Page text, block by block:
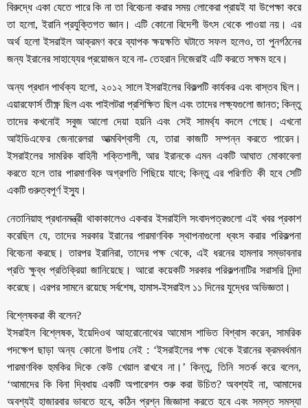
বিরুদ্ধে একা যেতে পারে কি না তা বিবেচনা করার সময় লোকেরা প্রায়ই যা উপেক্ষা করে
তা হলো, ইরানি প্রযুক্তিগত জ্ঞান। এটি কোনো বিদেশী উৎস থেকে পাওয়া নয়। এর
অর্থ হলো ইসরাইল আক্রমণ করে ব্যাপক ক্ষয়ক্ষতি ঘটাতে সফল হলেও, তা পুনর্গঠনের
জন্য ইরানের সাহায্যের প্রয়োজন হবে না- তেহরান নিজেরাই এটি করতে সক্ষম হবে।
অন্য প্রধান পার্থক্য হলো, ২০১২ সালে ইসরাইলের বিকল্পটি কার্যকর এবং বাস্তব ছিল।
এয়ারফোর্স তীক্ষ্ণ ছিল এবং পাইলটরা প্রশিক্ষিত ছিল এবং তাদের লক্ষ্যগুলো জানত; কিন্তু
তাদের কখনোই সবুজ আলো দেয়া হয়নি এবং সেই সামর্থ্য বদলে গেছে। এখনো
আইডিএফের জেনারেলরা আত্মবিশ্বাসী যে, তারা কাজটি সম্পন্ন করতে পারেন।
ইসরাইলের সামরিক বাহিনী শক্তিশালী, আর ইরানকে এমন একটি আঘাত মোকাবেলা
করতে হলে তার পারমাণবিক অগ্রগতি পিছিয়ে যাবে; কিন্তু এর পরিণতি কী হবে সেটি
একটি গুরুত্বপূর্ণ ইস্যু।
নেতানিয়াহু প্রধানমন্ত্রী থাকাকালেও একবার ইসরাইলি সংবাদপত্রগুলো এই খবর প্রকাশ
করেছিল যে, তাদের সরকার ইরানের পারমাণবিক স্থাপনাগুলো ধ্বংস করার পরিকল্পনা
বিবেচনা করছে। তারপর ইরানিরা, তাদের পক্ষ থেকে, এই ধরনের হামলার সম্ভাবনার
প্রতি ক্ষুব্ধ প্রতিক্রিয়া জানিয়েছে। আরো কয়েকটি সরকার পরিকল্পনাটির সরাসরি নিন্দা
করেছে। এরপর সামনে রয়েছে সর্বশেষ, হামাস-ইসরাইল ১১ দিনের যুদ্ধের অভিজ্ঞতা।
বিশ্লেষকরা কী বলেন?
ইসরাইল বিশ্লেষক, ইয়েদিওথ আহরোনোথের আমোস শাভিত বিশ্বাস করেন, সামরিক
পদক্ষেপ ছাড়া অন্য কোনো উপায় নেই : ‘ইসরাইলের পক্ষ থেকে ইরানের ক্রমবর্ধমান
পারমাণবিক হুমকির দিকে কেউ খেয়াল রাখবে না।’ কিন্তু, তিনি সতর্ক করে বলেন,
‘আমাদের কি বিনা দ্বিধায় একটি অপারেশন শুরু করা উচিত? অবশ্যই না, আমাদের
অবশ্যই হাজারবার ভাবতে হবে, কঠিন প্রশ্ন জিজ্ঞাসা করতে হবে এবং সমস্ত সমস্যা